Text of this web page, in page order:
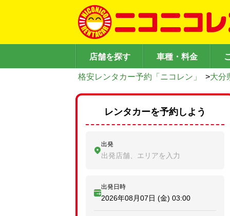
店舗を探す 車種・料金
格安レンタカー予約「ニコレン」 >大分
レンタカーを予約しよう
出発
出発店舗、エリアを入力
出発日時
2026年08月07日 (金) 03:00